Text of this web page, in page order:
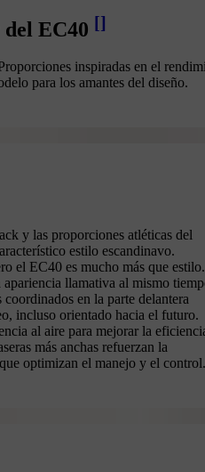
EC40 []
inspiradas en el
para los amantes del diseño.
y las proporciones atléticas del
estilo escandinavo.
el EC40 es mucho más que estilo.
llamativa al mismo
en la parte delantera
incluso orientado hacia el futuro.
al aire para mejorar la
más anchas refuerzan la
optimizan el manejo y el control.